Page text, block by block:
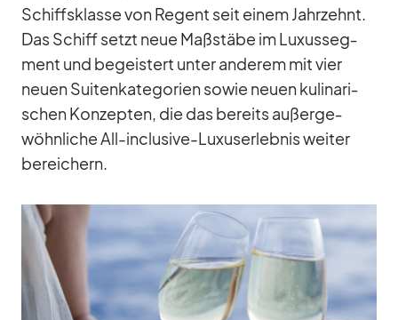
Schiffs­klasse von Re­gent seit ei­nem Jahr­zehnt.
Das Schiff setzt neue Maß­stäbe im Lu­xus­seg­
ment und be­geis­tert un­ter an­de­rem mit vier
neuen Sui­ten­ka­te­go­rien so­wie neuen ku­li­na­ri­
schen Kon­zep­ten, die das be­reits au­ßer­ge­
wöhn­li­che All-in­clu­sive-Lu­xus­er­leb­nis wei­ter
be­rei­chern.